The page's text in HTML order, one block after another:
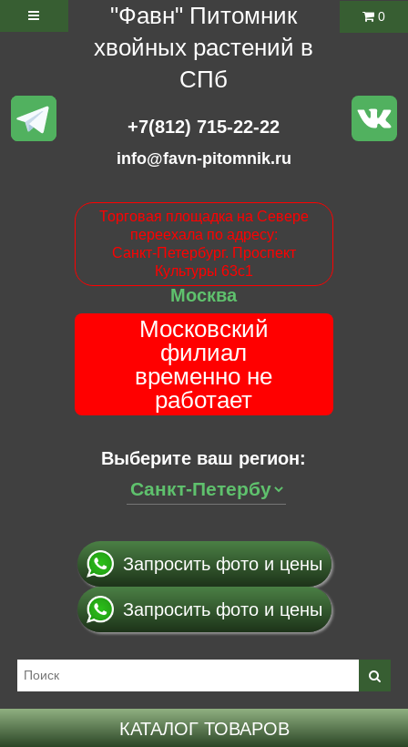
"Фавн" Питомник
хвойных растений в
СПб
+7(812) 715-22-22
info@favn-pitomnik.ru
Торговая площадка на Севере
переехала по адресу:
Санкт-Петербург. Проспект
Культуры 63с1
Москва
Московский
филиал
временно не
работает
Выберите ваш регион:
0
Запросить фото и цены
Запросить фото и цены
КАТАЛОГ ТОВАРОВ